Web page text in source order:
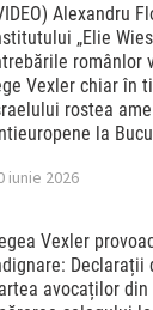
Alexandru
„Elie
românlor
Vexler chiar în
rostea
la
iunie 2026
Vexler
Declarații
avocaților din